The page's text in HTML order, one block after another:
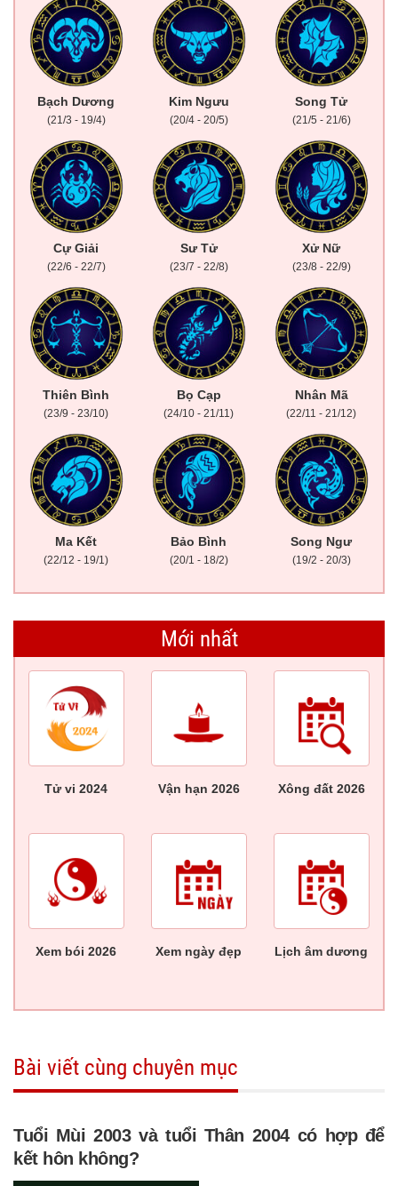
Bạch Dương
(21/3 - 19/4)
Kim Ngưu
(20/4 - 20/5)
Song Tử
(21/5 - 21/6)
Cự Giải
(22/6 - 22/7)
Sư Tử
(23/7 - 22/8)
Xử Nữ
(23/8 - 22/9)
Thiên Bình
(23/9 - 23/10)
Bọ Cạp
(24/10 - 21/11)
Nhân Mã
(22/11 - 21/12)
Ma Kết
(22/12 - 19/1)
Bảo Bình
(20/1 - 18/2)
Song Ngư
(19/2 - 20/3)
Mới nhất
Tử vi 2024 Vận hạn 2026 Xông đất 2026
Xem bói 2026 Xem ngày đẹp Lịch âm dương
Bài viết cùng chuyên mục
Tuổi Mùi 2003 và tuổi Thân 2004 có hợp để
kết hôn không?